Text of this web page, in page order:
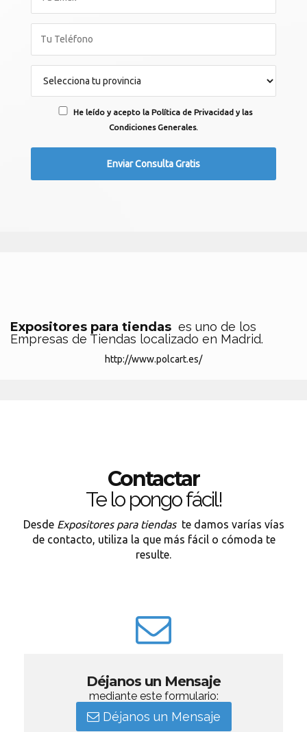
He leído y acepto la Política de Privacidad y las
Condiciones Generales.
Expositores para tiendas es uno de los
Empresas de Tiendas localizado en Madrid.
http://www.polcart.es/
Contactar
Te lo pongo fácil!
Desde Expositores para tiendas te damos varías vías
de contacto, utiliza la que más fácil o cómoda te
resulte.
Déjanos un Mensaje
mediante este formulario:
Déjanos un Mensaje